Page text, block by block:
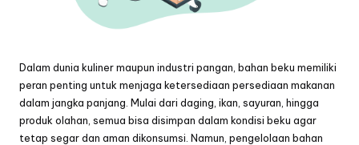
Dalam dunia kuliner maupun industri pangan, bahan beku memiliki
peran penting untuk menjaga ketersediaan persediaan makanan
dalam jangka panjang. Mulai dari daging, ikan, sayuran, hingga
produk olahan, semua bisa disimpan dalam kondisi beku agar
tetap segar dan aman dikonsumsi. Namun, pengelolaan bahan